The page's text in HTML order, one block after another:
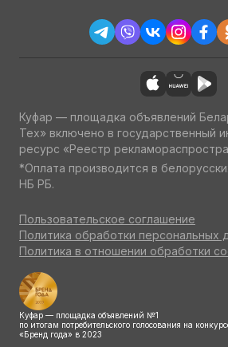
Куфар — площадка объявлений
Тех» включено в государственный
ресурс «Реестр
*Оплата производится в
НБ РБ.
Пользовательское соглашение
Политика обработки персональных
Политика в отношении обработки
Куфар — площадка объявлений №1
по итогам потребительского голосования на
«Бренд года» в 2023